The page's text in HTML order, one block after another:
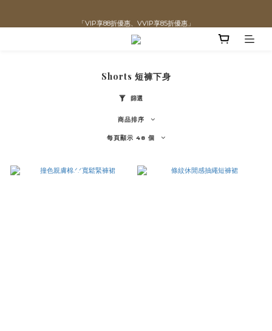
全館滿$1300即可享「免運」♡♡
Shorts 短褲下身
篩選
商品排序
每頁顯示 48 個